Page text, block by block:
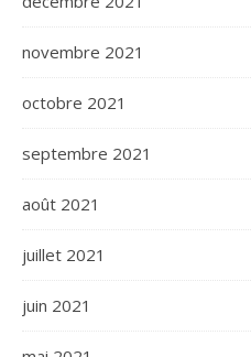
novembre 2021
octobre 2021
septembre 2021
août 2021
juillet 2021
juin 2021